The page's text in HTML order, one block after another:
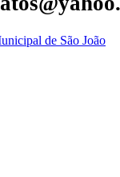
de São João